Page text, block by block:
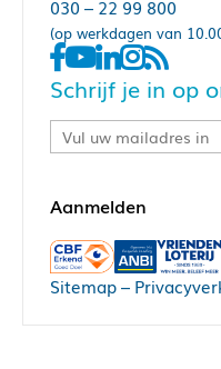
030 – 22 99 800
(op werkdagen van
Schrijf je in op
Sitemap–